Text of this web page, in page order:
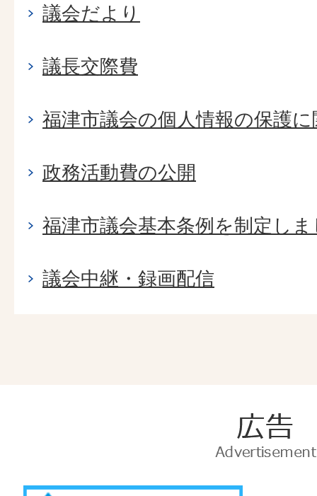
議会だより
議長交際費
福津市議会の個人情報の保護
政務活動費の公開
福津市議会基本条例を制定し
議会中継・録画配信
告